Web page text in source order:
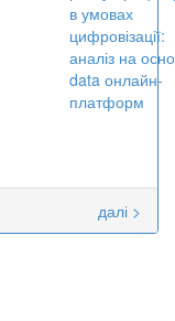
в умовах
цифровізації:
аналіз на
data онлайн-
платформ
далі >